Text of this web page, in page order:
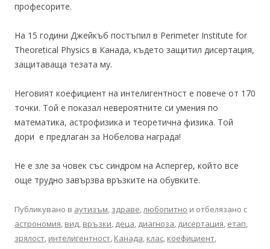
професорите.
На 15 години Джейкъб постъпил в Perimeter Institute for
Theoretical Physics в Канада, където защитил дисертация,
защитаваща тезата му.
Неговият коефициент на интелигентност е повече от 170
точки. Той е показал невероятните си умения по
математика, астрофизика и теоретична физика. Той
дори е предлаган за Нобелова награда!
Не е зле за човек със синдром на Аспергер, който все
още трудно завързва връзките на обувките.
Публикувано в аутизъм, здраве,любопитно и отбелязано с
астрономия, вид, връзки, деца, диагноза, дисертация, етап,
зрялост, интелигентност, Канада, клас, коефициент,